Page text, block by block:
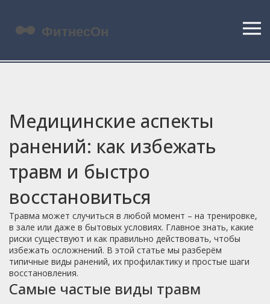
Медицинские аспекты
ранений: как избежать
травм и быстро
восстановиться
Травма может случиться в любой момент – на тренировке,
в зале или даже в бытовых условиях. Главное знать, какие
риски существуют и как правильно действовать, чтобы
избежать осложнений. В этой статье мы разберём
типичные виды ранений, их профилактику и простые шаги
восстановления.
Самые частые виды травм